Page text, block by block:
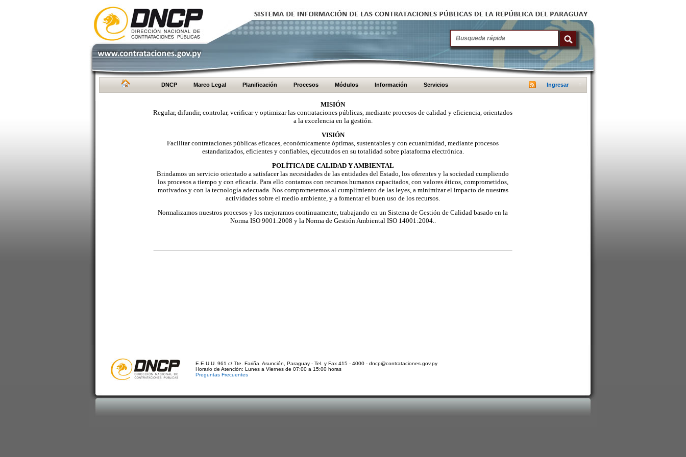
DNCP Marco Legal Planificación Procesos Módulos Información Servicios Ingresar
MISIÓN
Regular, difundir, controlar, verificar y optimizar las contrataciones públicas, mediante procesos de calidad y eficiencia, orientados
a la excelencia en la gestión.
VISIÓN
Facilitar contrataciones públicas eficaces, económicamente óptimas, sustentables y con ecuanimidad, mediante procesos
estandarizados, eficientes y confiables, ejecutados en su totalidad sobre plataforma electrónica.
POLÍTICA DE CALIDAD Y AMBIENTAL
Brindamos un servicio orientado a satisfacer las necesidades de las entidades del Estado, los oferentes y la sociedad cumpliendo
los procesos a tiempo y con eficacia. Para ello contamos con recursos humanos capacitados, con valores éticos, comprometidos,
motivados y con la tecnología adecuada. Nos comprometemos al cumplimiento de las leyes, a minimizar el impacto de nuestras
actividades sobre el medio ambiente, y a fomentar el buen uso de los recursos.
Normalizamos nuestros procesos y los mejoramos continuamente, trabajando en un Sistema de Gestión de Calidad basado en la
Norma ISO 9001:2008 y la Norma de Gestión Ambiental ISO 14001:2004..
E.E.U.U. 961 c/ Tte. Fariña. Asunción, Paraguay - Tel. y Fax 415 - 4000 - dncp@contrataciones.gov.py
Horario de Atención: Lunes a Viernes de 07:00 a 15:00 horas
Preguntas Frecuentes